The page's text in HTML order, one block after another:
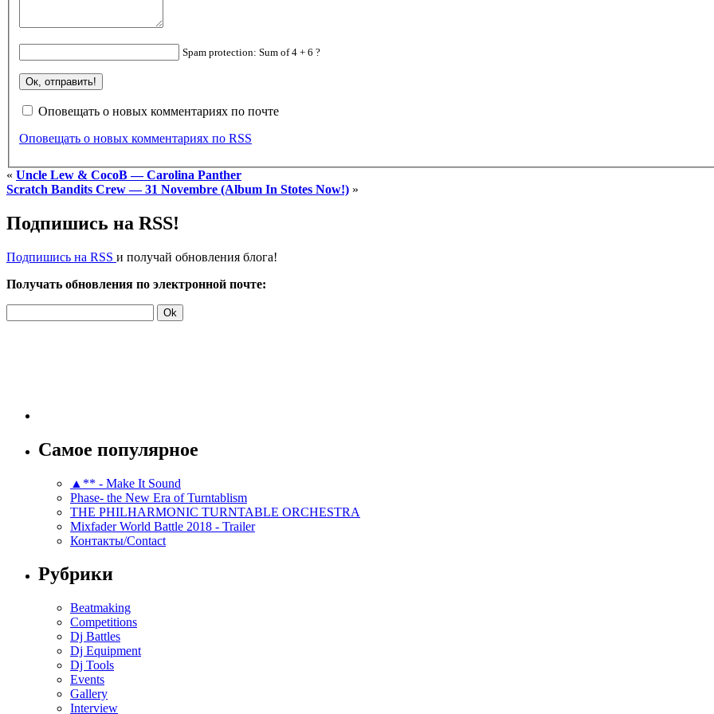
Spam protection: Sum of 4 + 6 ?
Оповещать о новых комментариях по почте
Оповещать о новых комментариях по RSS
« Uncle Lew & CocoB — Carolina Panther
Scratch Bandits Crew — 31 Novembre (Album In Stotes Now!) »
Подпишись на RSS!
Подпишись на RSS и получай обновления блога!
Получать обновления по электронной почте:
Самое популярное
▲** - Make It Sound
Phase- the New Era of Turntablism
THE PHILHARMONIC TURNTABLE ORCHESTRA
Mixfader World Battle 2018 - Trailer
Контакты/Contact
Рубрики
Beatmaking
Competitions
Dj Battles
Dj Equipment
Dj Tools
Events
Gallery
Interview